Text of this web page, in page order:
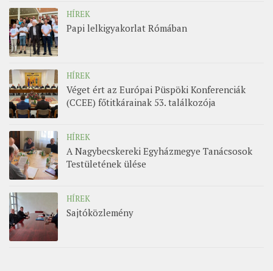
HÍREK
Papi lelkigyakorlat Rómában
HÍREK
Véget ért az Európai Püspöki Konferenciák
(CCEE) főtitkárainak 53. találkozója
HÍREK
A Nagybecskereki Egyházmegye Tanácsosok
Testületének ülése
HÍREK
Sajtóközlemény